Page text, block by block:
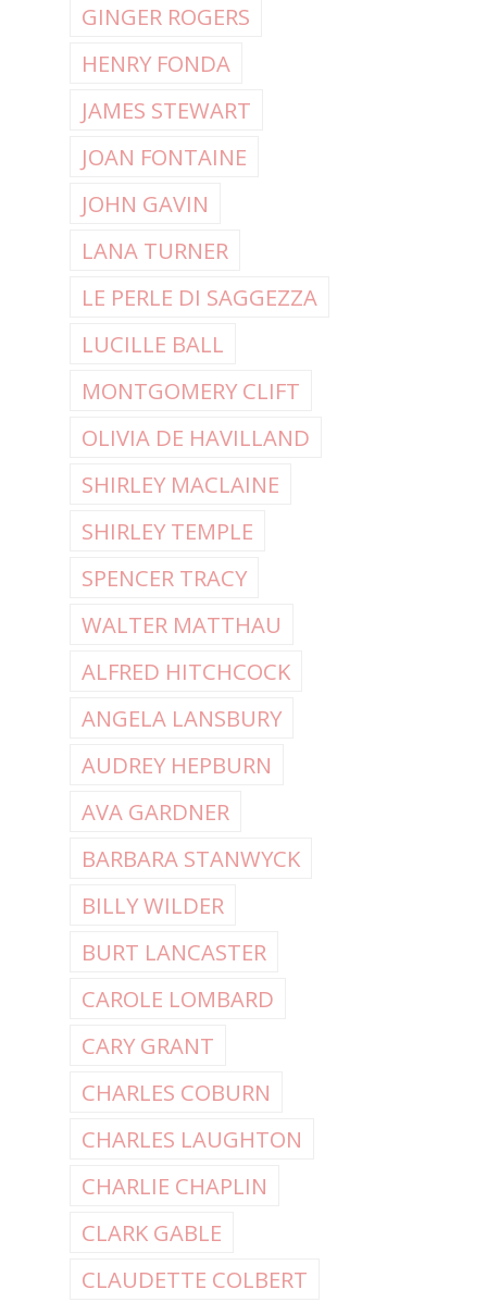
GINGER ROGERS
HENRY FONDA
JAMES STEWART
JOAN FONTAINE
JOHN GAVIN
LANA TURNER
LE PERLE DI SAGGEZZA
LUCILLE BALL
MONTGOMERY CLIFT
OLIVIA DE HAVILLAND
SHIRLEY MACLAINE
SHIRLEY TEMPLE
SPENCER TRACY
WALTER MATTHAU
ALFRED HITCHCOCK
ANGELA LANSBURY
AUDREY HEPBURN
AVA GARDNER
BARBARA STANWYCK
BILLY WILDER
BURT LANCASTER
CAROLE LOMBARD
CARY GRANT
CHARLES COBURN
CHARLES LAUGHTON
CHARLIE CHAPLIN
CLARK GABLE
CLAUDETTE COLBERT